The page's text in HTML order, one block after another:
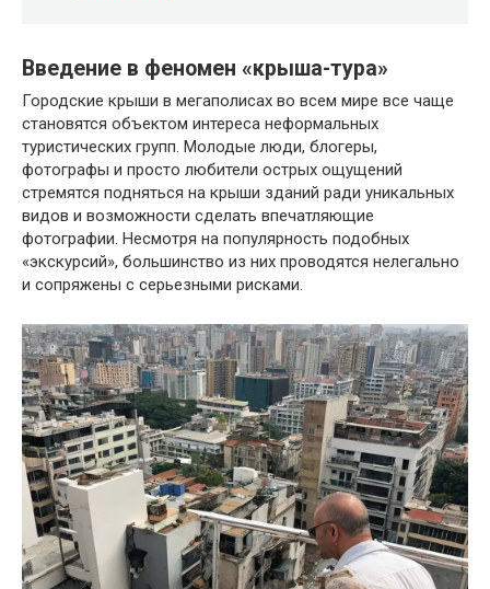
Введение в феномен «крыша-тура»
Городские крыши в мегаполисах во всем мире все чаще
становятся объектом интереса неформальных
туристических групп. Молодые люди, блогеры,
фотографы и просто любители острых ощущений
стремятся подняться на крыши зданий ради уникальных
видов и возможности сделать впечатляющие
фотографии. Несмотря на популярность подобных
«экскурсий», большинство из них проводятся нелегально
и сопряжены с серьезными рисками.